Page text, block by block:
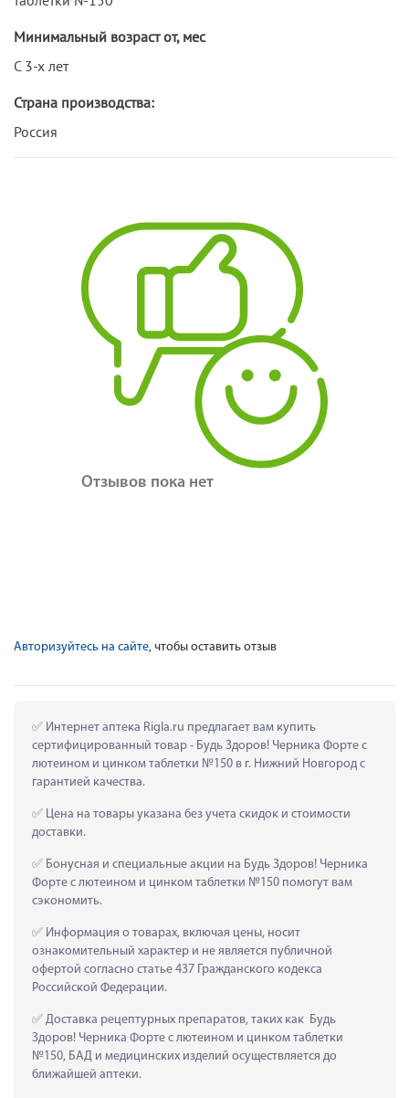
Минимальный возраст от, мес
С 3-х лет
Страна производства:
Россия
Отзывов пока нет
Авторизуйтесь на сайте, чтобы оставить отзыв
Интернет аптека Rigla.ru предлагает вам купить
сертифицированный товар - Будь Здоров! Черника Форте с
лютеином и цинком таблетки №150 в г. Нижний Новгород с
гарантией качества.
Цена на товары указана без учета скидок и стоимости
доставки.
Бонусная и специальные акции на Будь Здоров! Черника
Форте с лютеином и цинком таблетки №150 помогут вам
сэкономить.
Информация о товарах, включая цены, носит
ознакомительный характер и не является публичной
офертой согласно статье 437 Гражданского кодекса
Российской Федерации.
Доставка рецептурных препаратов, таких как  Будь
Здоров! Черника Форте с лютеином и цинком таблетки
№150, БАД и медицинских изделий осуществляется до
ближайшей аптеки.